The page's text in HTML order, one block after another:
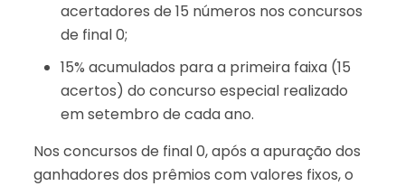
acertadores de 15 números nos concursos
de final 0;
15% acumulados para a primeira faixa (15
acertos) do concurso especial realizado
em setembro de cada ano.
Nos concursos de final 0, após a apuração dos
ganhadores dos prêmios com valores fixos, o